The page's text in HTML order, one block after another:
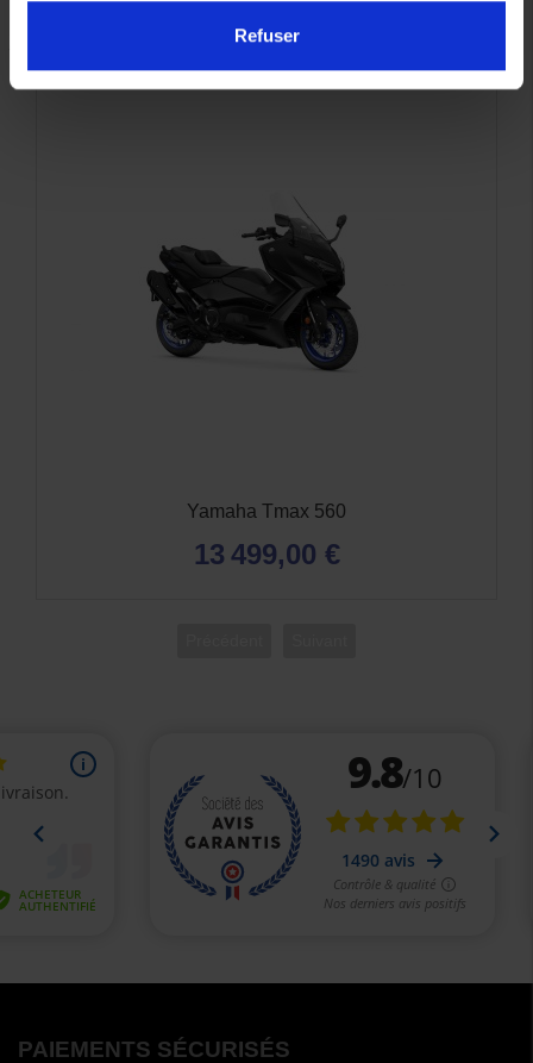
Refuser
Yamaha Tmax 560
13 499,00 €
PAIEMENTS SÉCURISÉS